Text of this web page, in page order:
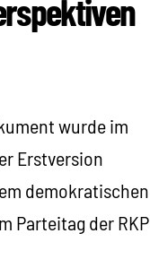
wurde im
Erstversion
demokratischen
Parteitag der RKP